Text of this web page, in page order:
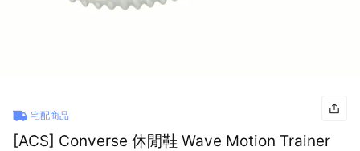
宅配商品
[ACS] Converse 休閒鞋 Wave Motion Trainer